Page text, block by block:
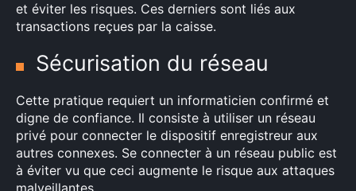
et éviter les risques. Ces derniers sont liés aux
transactions reçues par la caisse.
Sécurisation du réseau
Cette pratique requiert un informaticien confirmé et
digne de confiance. Il consiste à utiliser un réseau
privé pour connecter le dispositif enregistreur aux
autres connexes. Se connecter à un réseau public est
à éviter vu que ceci augmente le risque aux attaques
malveillantes.